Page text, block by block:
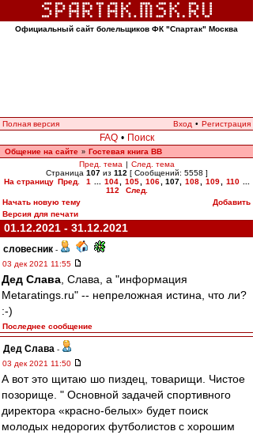
Официальный сайт болельщиков ФК "Спартак" Москва
Полная версия Вход • Регистрация
FAQ • Поиск
Общение на сайте » Гостевая книга ВВ
Пред. тема | След. тема
Страница 107из 112 [ Сообщений: 5558 ]
На страницу Пред. 1 104 105 106 107 108 109 110
112
След.
Начать новую тему
Добавить
Версия для печати
01.12.2021 - 31.12.2021
словесник -
03 дек 2021 11:55
Дед Слава , Слава, а "информация
Metaratings.ru" -- непреложная истина, что ли?
:-)
Последнее сообщение
Дед Слава -
03 дек 2021 11:50
А вот это щитаю шо пиздец, товарищи. Чистое
позорище. " Основной задачей спортивного
директора «красно-белых» будет поиск
молодых недорогих футболистов с хорошим